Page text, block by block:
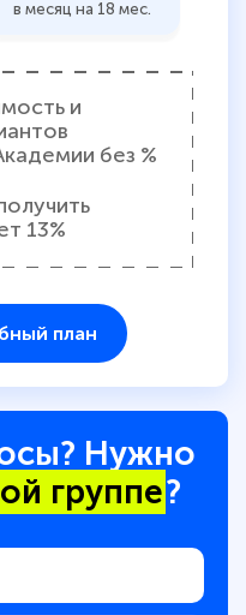
в месяц на 18 мес.
и
без %
13%
план
Нужно
группе?